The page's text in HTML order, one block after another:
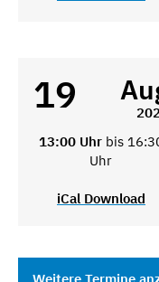
19
13:00 Uhr bis
Uhr
iCal Download